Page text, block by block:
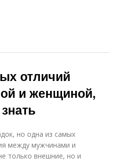
отличий
и женщиной,
но одна из самых
между мужчинами и
только внешние, но и